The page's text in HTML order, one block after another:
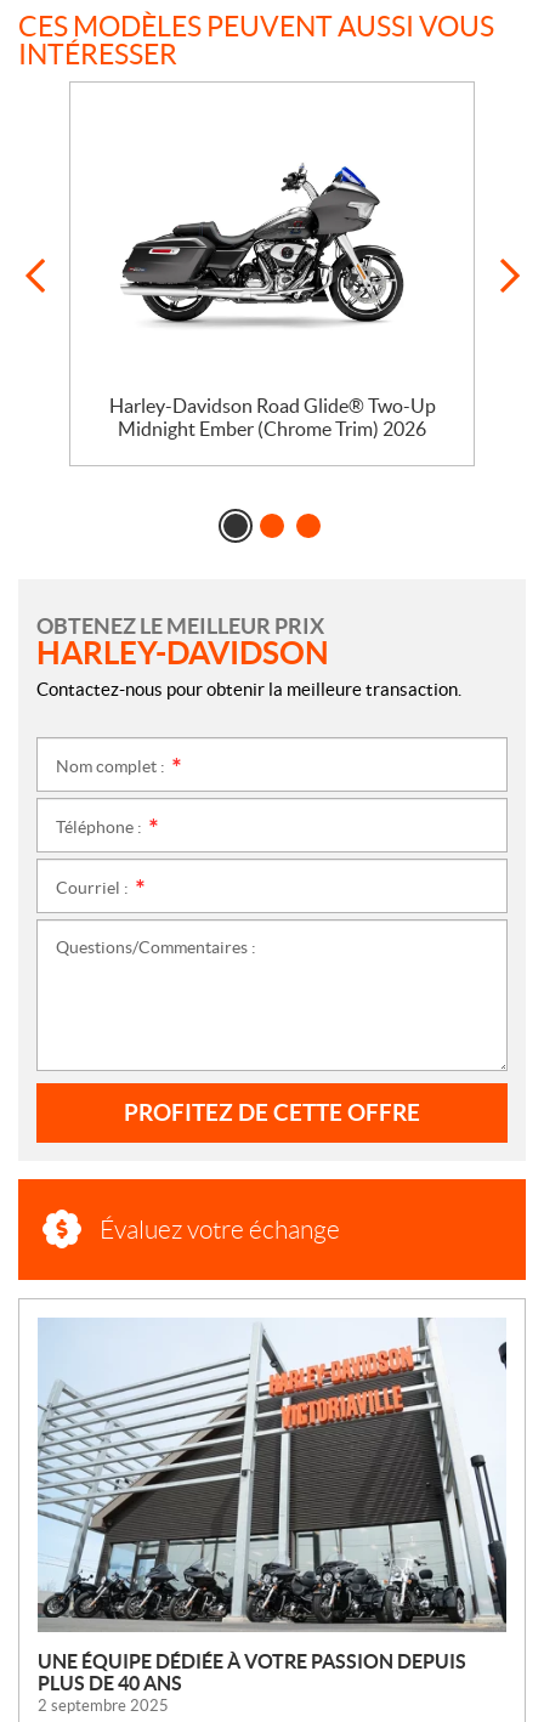
CES MODÈLES PEUVENT AUSSI VOUS
INTÉRESSER
Harley-Davidson Road Glide® Two-Up
Midnight Ember (Chrome Trim) 2026
OBTENEZ LE MEILLEUR PRIX
HARLEY-DAVIDSON
Contactez-nous pour obtenir la meilleure transaction.
Nom complet :
Téléphone :
Courriel :
Questions/Commentaires :
PROFITEZ DE CETTE OFFRE
Évaluez votre échange
U
V
E
L
L
E
UNE ÉQUIPE DÉDIÉE À VOTRE PASSION DEPUIS
PLUS DE 40 ANS
2 septembre 2025